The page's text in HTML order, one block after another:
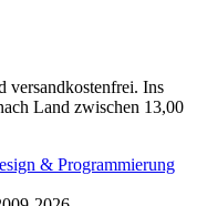
versandkostenfrei. Ins
Land zwischen 13,00
& Programmierung